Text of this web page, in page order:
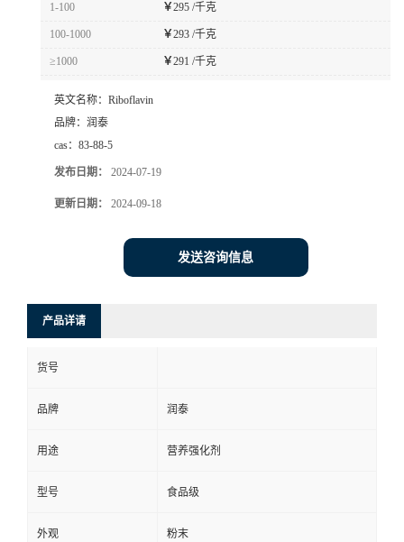
1-100 ￥295 /千克
100-1000 ￥293 /千克
≥1000 ￥291 /千克
英文名称： Riboflavin
品牌： 润泰
cas： 83-88-5
发布日期： 2024-07-19
更新日期： 2024-09-18
发送咨询信息
产品详请
货号
品牌 润泰
用途 营养强化剂
型号 食品级
外观 粉末